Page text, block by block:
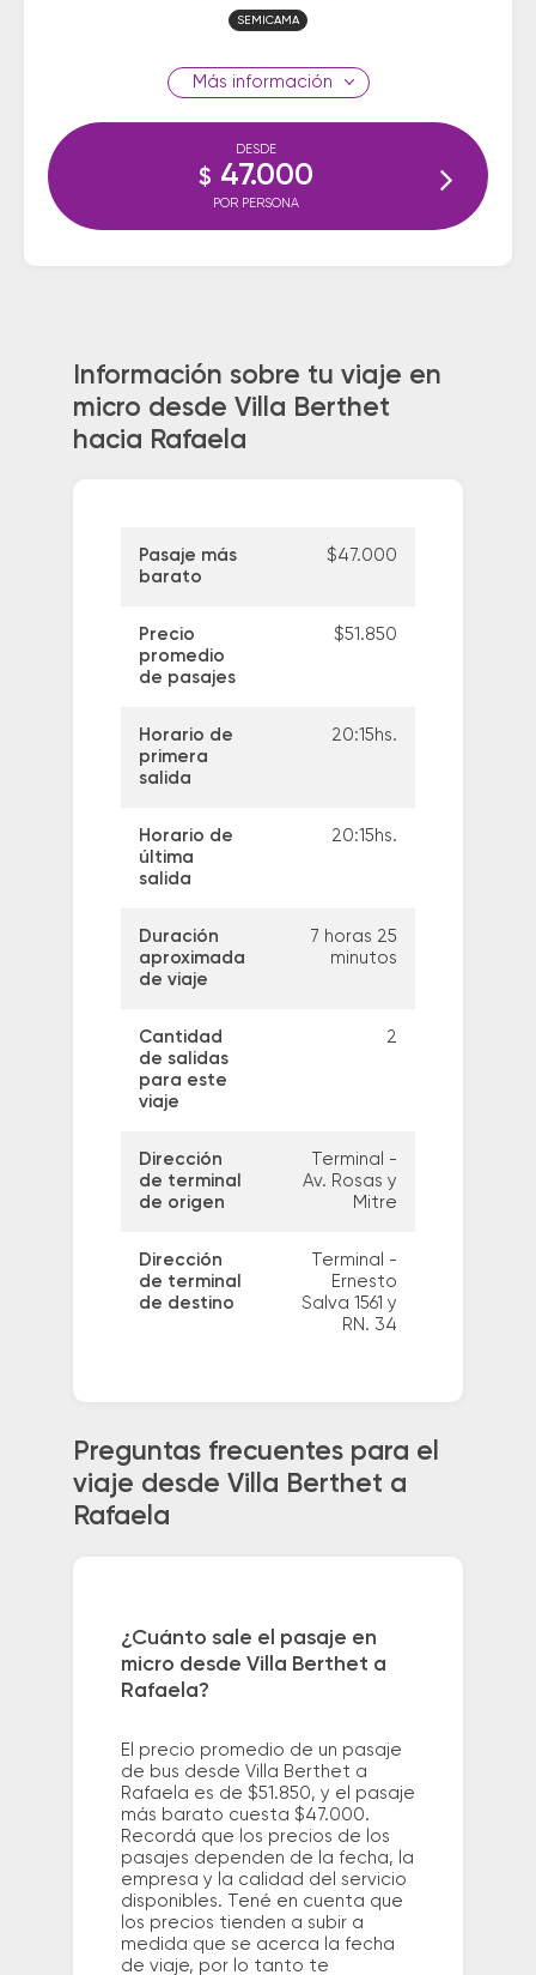
SEMICAMA
información
DESDE
$ 47.000
POR PERSONA
Información sobre tu viaje en
micro desde Villa Berthet
hacia Rafaela
Pasaje más
barato
$47.000
Precio
promedio
de pasajes
$51.850
Horario de
primera
salida
20:15hs.
Horario de
última
salida
20:15hs.
Duración
aproximada
de viaje
7 horas 25
minutos
Cantidad
de salidas
para este
viaje
2
Dirección
de terminal
de origen
Terminal -
Av. Rosas y
Mitre
Dirección
de terminal
de destino
Terminal -
Ernesto
Salva 1561 y
RN. 34
Preguntas frecuentes para el
viaje desde Villa Berthet a
Rafaela
¿Cuánto sale el pasaje en
micro desde Villa Berthet a
Rafaela?
El precio promedio de un pasaje
de bus desde Villa Berthet a
Rafaela es de $51.850, y el pasaje
más barato cuesta $47.000.
Recordá que los precios de los
pasajes dependen de la fecha, la
empresa y la calidad del servicio
disponibles. Tené en cuenta que
los precios tienden a subir a
medida que se acerca la fecha
de viaje, por lo tanto te